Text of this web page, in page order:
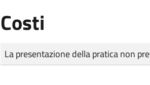
Costi
Tipo di pagamento
Importo
La presentazione della pratica non